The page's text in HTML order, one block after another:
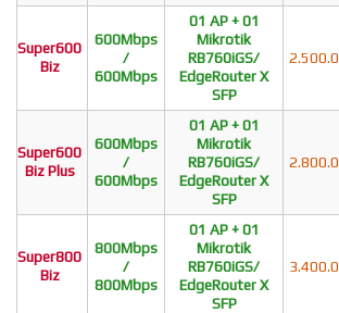
Super600
Biz
600Mbps
/
600Mbps
01 AP + 01
Mikrotik
RB760iGS/
EdgeRouter X
SFP
Super600
Biz Plus
600Mbps
/
600Mbps
01 AP + 01
Mikrotik
RB760iGS/
EdgeRouter X
SFP
Super800
Biz
800Mbps
/
800Mbps
01 AP + 01
Mikrotik
RB760iGS/
EdgeRouter X
SFP